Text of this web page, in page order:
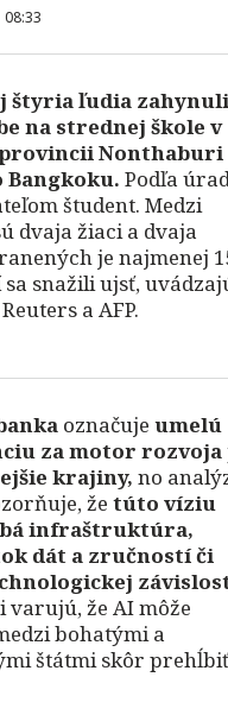
08:33
štyria ľudia zahynuli
na strednej škole v
Nonthaburi
Bangkoku. Podľa
študent. Medzi
dvaja žiaci a dvaja
je najmenej
snažili ujsť,
a AFP.
označuje umelú
za motor rozvoja
krajiny, no
že túto víziu
infraštruktúra,
dát a zručností či
varujú, že AI môže
bohatými a
štátmi skôr